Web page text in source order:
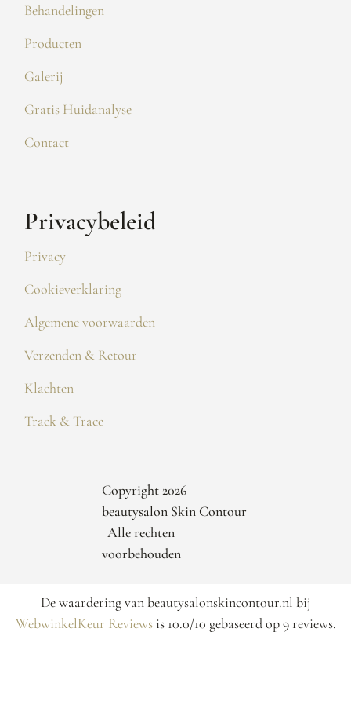
Behandelingen
Producten
Galerij
Gratis Huidanalyse
Contact
Privacybeleid
Privacy
Cookieverklaring
Algemene voorwaarden
Verzenden & Retour
Klachten
Track & Trace
Copyright 2026
beautysalon Skin Contour
| Alle rechten
voorbehouden
De waardering van beautysalonskincontour.nl bij
WebwinkelKeur Reviewsis 10.0/10 gebaseerd op 9 reviews.